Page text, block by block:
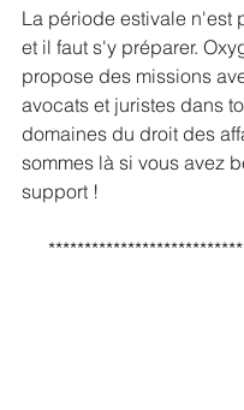
La période estivale n'est
et il faut s'y préparer.
propose des missions
avocats et juristes dans
domaines du droit des
sommes là si vous avez
support !